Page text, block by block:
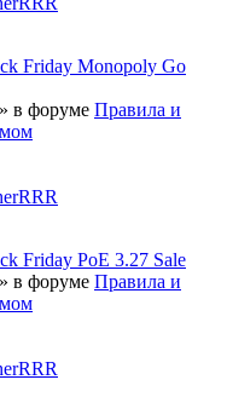
Friday Monopoly Go
в форуме Правила и
Friday PoE 3.27 Sale
в форуме Правила и